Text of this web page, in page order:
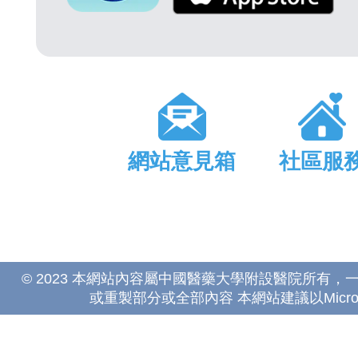
網站意見箱 社區服
© 2023 本網站內容屬中國醫藥大學附設醫院所有，
或重製部分或全部內容 本網站建議以